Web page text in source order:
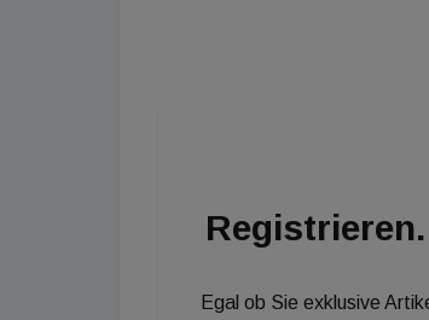
Egal ob Sie exklusive